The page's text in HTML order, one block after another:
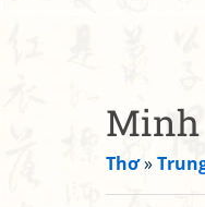
Minh
Thơ»